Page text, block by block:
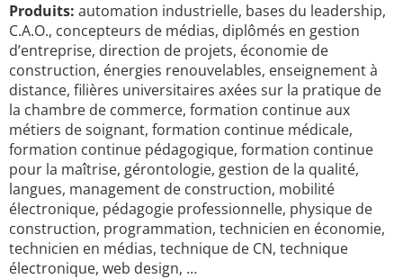
Produits: automation industrielle, bases du leadership,
C.A.O., concepteurs de médias, diplômés en gestion
d’entreprise, direction de projets, économie de
construction, énergies renouvelables, enseignement à
distance, filières universitaires axées sur la pratique de
la chambre de commerce, formation continue aux
métiers de soignant, formation continue médicale,
formation continue pédagogique, formation continue
pour la maîtrise, gérontologie, gestion de la qualité,
langues, management de construction, mobilité
électronique, pédagogie professionnelle, physique de
construction, programmation, technicien en économie,
technicien en médias, technique de CN, technique
électronique, web design, …